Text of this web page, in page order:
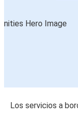
Los servicios a